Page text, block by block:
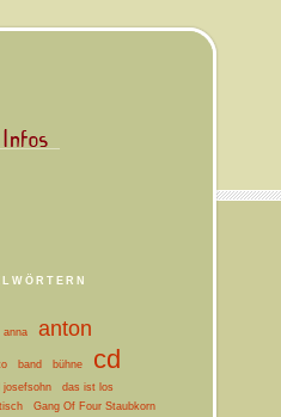
anna
anton
band bühne cd
josefsohn
das ist los
Gang Of Four Staubkorn